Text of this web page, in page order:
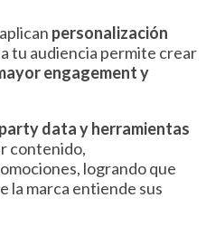
personalización
tu audiencia permite crear
engagement y
data y herramientas
contenido,
logrando que
la marca entiende sus